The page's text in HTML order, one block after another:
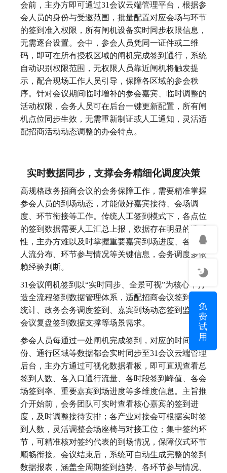
会前，主办方即可通过31会议云端管理平台，根据参
会人员的身份与受邀范围，批量配置对应会场与环节
的签到准入权限，所有闸机设备实时同步权限信息，
无需逐台设置。会中，参会人员凭同一证件或二维
码，即可在所有授权区域的闸机完成签到通行，系统
自动识别权限范围，无权限人员靠近闸机将触发提
示，配合现场工作人员引导，保障各区域的参会秩
序。针对会议期间临时增补的参会嘉宾、临时调整的
活动权限，会务人员可在后台一键更新配置，所有闸
机点位同步生效，无需重新制证或人工通知，灵活适
配招商活动动态调整的办会特点。
实时数据同步，支撑会务精细化调度决策
高规格政务招商会议的会务保障工作，需要精准掌握
参会人员的到场动态，才能做好嘉宾接待、会场调
度、环节衔接等工作。传统人工签到模式下，各点位
的签到数据需要人工汇总上报，数据存在明显的滞后
性，主办方难以及时掌握重要嘉宾到场进度、各会场
人流分布、环节参与情况等关键信息，会务调度多依
赖经验判断。
31会议闸机签到以“实时同步、全景可视”为核心，打
造全流程签到数据管理体系，适配招商会议签到数据
统计、政务会务调度签到、嘉宾到场动态签到监测、
会议复盘签到数据支撑等场景需求。
参会人员每通过一处闸机完成签到，对应的时间、身
份、通行区域等数据都会实时同步至31会议云端管理
后台，主办方通过可视化数据看板，即可直观查看总
签到人数、各入口通行流量、各时段签到峰值、各会
场签到率、重要嘉宾到场进度等多维度信息。主旨推
介开始前，会务团队可实时查看核心嘉宾的签到进
度，及时调整接待安排；各产业对接会可根据实时签
到人数，灵活调整会场座椅与对接工位；集中签约环
节，可精准核对签约代表的到场情况，保障仪式环节
顺畅衔接。会议结束后，系统可自动生成完整的签到
数据报表，涵盖全周期签到趋势、各环节参与情况、
免
费
试
用